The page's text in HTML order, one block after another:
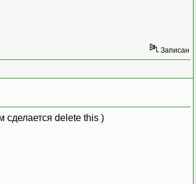
Записан
сделается delete this )